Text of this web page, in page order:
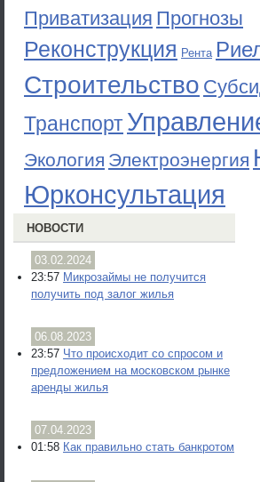
Приватизация Прогнозы
Реконструкция Рента
Строительство
Транспорт
Экология Электроэнергия
Юрконсультация
НОВОСТИ
03.02.2024
23:57 Микрозаймы не получится
получить под залог жилья
06.08.2023
23:57 Что происходит со спросом и
предложением на московском рынке
аренды жилья
07.04.2023
01:58 Как правильно стать банкротом